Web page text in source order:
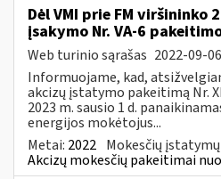
Dėl VMI prie FM viršininko
įsakymo Nr. VA-6
Web turinio sąrašas 2022-09-06
Informuojame, kad,
akcizų įstatymo pakeitimą Nr.
2023 m. sausio 1 d.
energijos mokėtojus...
Metai: 2022 Mokesčių
Akcizų mokesčių pakeitimai